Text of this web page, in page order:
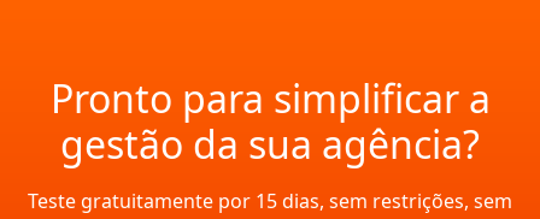
Pronto para simplificar a
gestão da sua agência?
Teste gratuitamente por 15 dias, sem restrições, sem